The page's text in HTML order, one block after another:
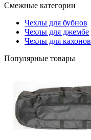
Смежные категории
Чехлы для бубнов
Чехлы для джембе
Чехлы для кахонов
Популярные товары